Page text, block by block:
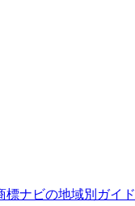
標ナビの地域別ガイド